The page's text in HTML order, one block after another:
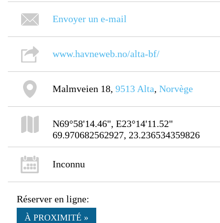
Envoyer un e-mail
www.havneweb.no/alta-bf/
Malmveien 18,9513 Alta,Norvège
N69°58'14.46", E23°14'11.52"
69.970682562927, 23.236534359826
Inconnu
Réserver en ligne:
À PROXIMITÉ »